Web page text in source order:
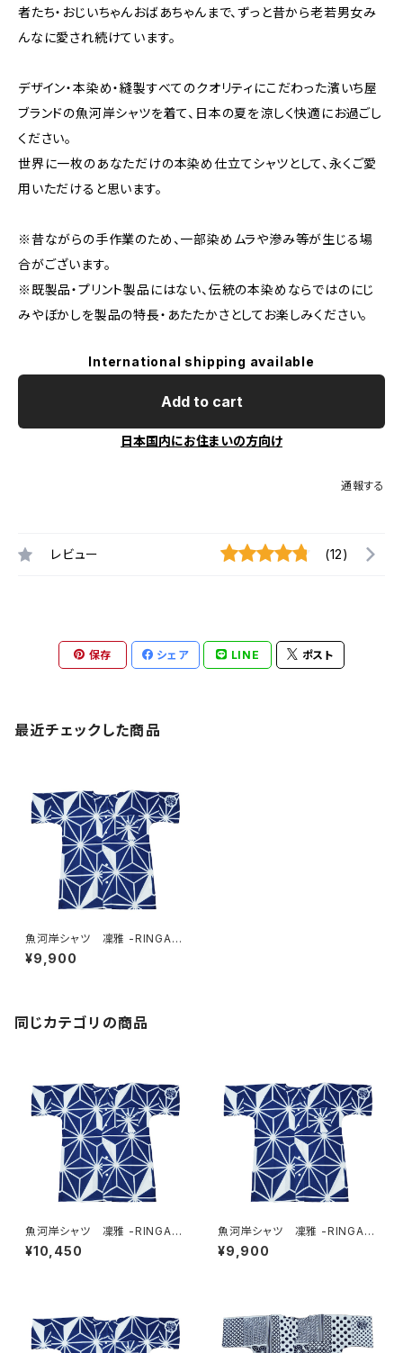
者たち・おじいちゃんおばあちゃんまで、ずっと昔から老若男女み
んなに愛され続けています。
デザイン・本染め・縫製すべてのクオリティにこだわった濱いち屋
ブランドの魚河岸シャツを着て、日本の夏を涼しく快適にお過ごし
ください。
世界に一枚のあなただけの本染め仕立てシャツとして、永くご愛
用いただけると思います。
※昔ながらの手作業のため、一部染めムラや滲み等が生じる場
合がございます。
※既製品・プリント製品にはない、伝統の本染めならではのにじ
みやぼかしを製品の特長・あたたかさとしてお楽しみください。
International shipping available
Add to cart
日本国内にお住まいの方向け
通報する
レビュー (12)
保存 シェア LINE ポスト
最近チェックした商品
魚河岸シャツ 凜雅 -RINGA-
プレミアムシリーズ① 麻かざぐ
るま Mサイズ 認定証付き
¥9,900
同じカテゴリの商品
魚河岸シャツ 凜雅 -RINGA-
プレミアムシリーズ① 麻かざぐ
るま LLサイズ 認定証付き
¥10,450
魚河岸シャツ 凜雅 -RINGA-
プレミアムシリーズ① 麻かざぐ
るま Lサイズ 認定証付き
¥9,900